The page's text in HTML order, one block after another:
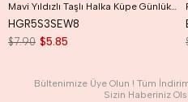
Mavi Yıldızlı Taşlı Halka Küpe Günlük Kullanıma Uygun Dayanıklı Küpe
HGR5S3SEW8
$5.85
$7.90
Bültenimize Üye Olun ! Tüm
Sizin Haberiniz